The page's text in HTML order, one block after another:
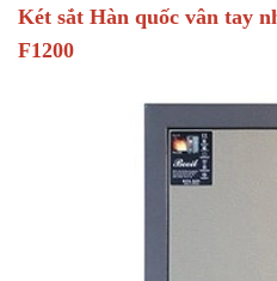
Két sắt Hàn quốc vân tay
F1200